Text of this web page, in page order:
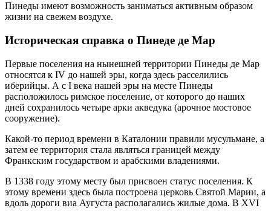
Пинеды имеют возможность заниматься активным образом
жизни на свежем воздухе.
Историческая справка о Пинеде де Мар
Первые поселения на нынешней территории Пинеды де Мар
относятся к IV до нашей эры, когда здесь расселились
иберийцы. А с I века нашей эры на месте Пинеды
расположилось римское поселение, от которого до наших
дней сохранилось четыре арки акведука (арочное мостовое
сооружение).
Какой-то период времени в Каталонии правили мусульмане, а
затем ее территория стала являться границей между
Франкским государством и арабскими владениями.
В 1338 году этому месту был присвоен статус поселения. К
этому времени здесь была построена церковь Святой Марии, а
вдоль дороги виа Аугуста располагались жилые дома. В XVI